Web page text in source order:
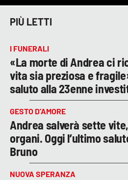
PIÙ LETTI
I FUNERALI
«La morte di Andrea ci
vita sia preziosa e
saluto alla 23enne
GESTO D’AMORE
Andrea salverà sette
organi. Oggi l’ultimo
Bruno
NUOVA SPERANZA